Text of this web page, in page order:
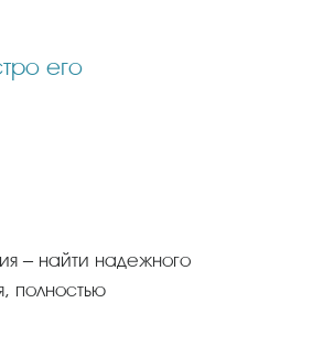
– найти надежного
полностью